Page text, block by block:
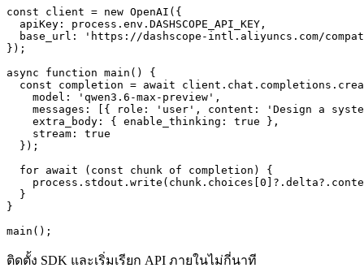
const client = new OpenAI({
  apiKey: process.env.DASHSCOPE_API_KEY,
base_url: 'https://dashscope-intl.aliyuncs.com/
});
async function main() {
const completion = await
    model: 'qwen3.6-max-preview',
messages: [{ role: 'user', content: 'Design a
    extra_body: { enable_thinking: true },
    stream: true
  });
  for await (const chunk of completion) {
  }
}
main();
ติดตั้ง SDK และเริ่มเรียก API ภายในไม่กี่นาที